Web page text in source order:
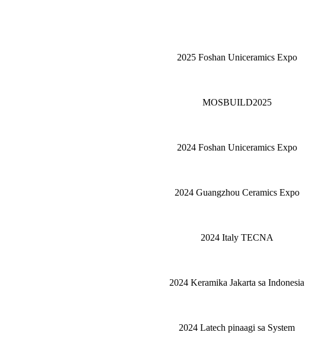
2025 Foshan Uniceramics Expo
MOSBUILD2025
2024 Foshan Uniceramics Expo
2024 Guangzhou Ceramics Expo
2024 Italy TECNA
2024 Keramika Jakarta sa Indonesia
2024 Latech pinaagi sa System